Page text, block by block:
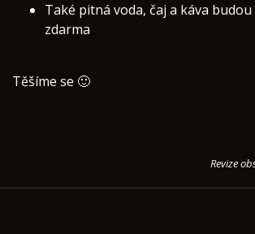
Také pitná voda, čaj a káva
zdarma
Těšíme se 🙂
Revize